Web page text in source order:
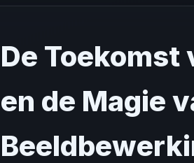
De Toekomst
en de Magie